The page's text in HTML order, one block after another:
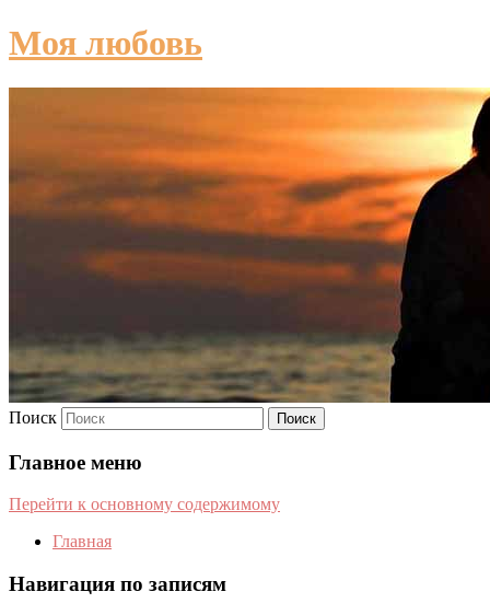
Моя любовь
Поиск
Главное меню
Перейти к основному содержимому
Главная
Навигация по записям